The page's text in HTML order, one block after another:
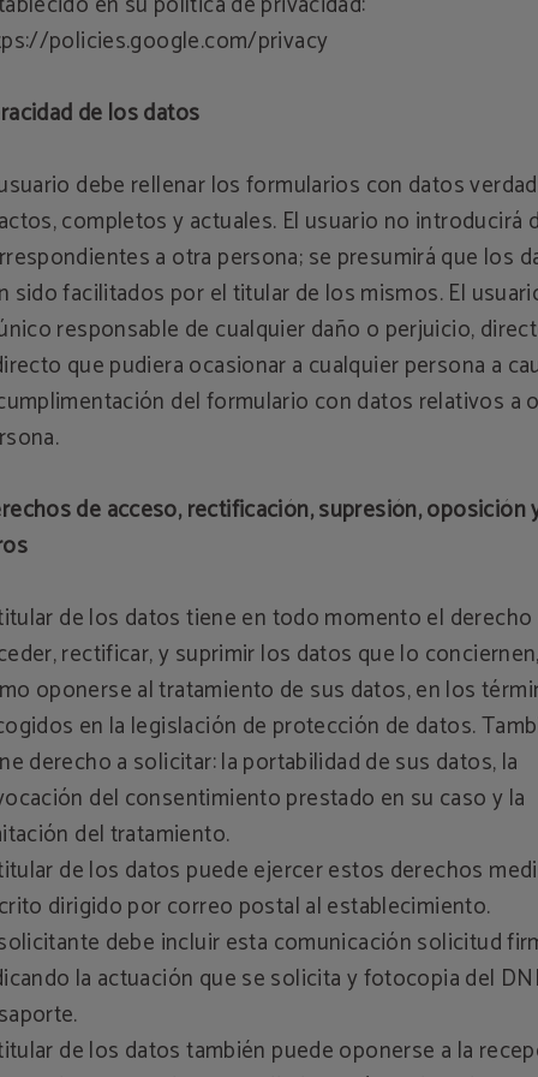
policies.google.com/privacy
de los datos
debe rellenar los formularios con datos
completos y actuales. El usuario no introducirá
a otra persona; se presumirá que los
sido facilitados por el titular de los mismos. El
responsable de cualquier daño o perjuicio,
que pudiera ocasionar a cualquier persona a
del formulario con datos relativos a
de acceso, rectificación, supresión, oposición
de los datos tiene en todo momento el derecho
rectificar, y suprimir los datos que lo
oponerse al tratamiento de sus datos, en los
en la legislación de protección de datos.
derecho a solicitar: la portabilidad de sus datos, la
del consentimiento prestado en su caso y la
del tratamiento.
de los datos puede ejercer estos derechos
dirigido por correo postal al establecimiento.
debe incluir esta comunicación solicitud
la actuación que se solicita y fotocopia del
de los datos también puede oponerse a la